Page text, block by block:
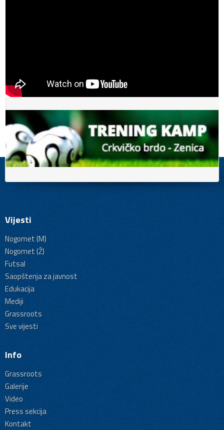
Vijesti
Nogomet (M)
Nogomet (Ž)
Futsal
Saopštenja za javnost
Edukacija
Mediji
Grassroots
Sve vijesti
Info
Grassroots
Galerije
Video
Press sekcija
Kontakt